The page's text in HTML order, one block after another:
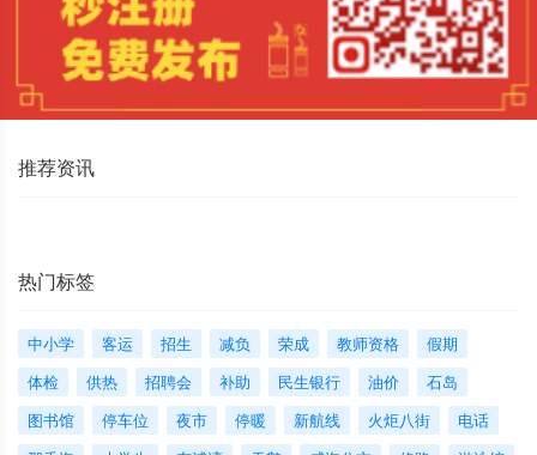
推荐资讯
热门标签
中小学 客运 招生 减负 荣成 教师资格
假期
体检
供热 招聘会 补助 民生银行 油价
石岛
图书馆
停车位 夜市 停暖 新航线 火炬八街
电话